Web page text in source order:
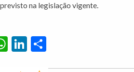
na legislação vigente.
WhatsApp
LinkedIn